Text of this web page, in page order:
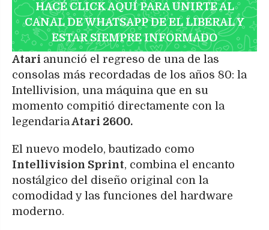
HACÉ CLICK AQUÍ PARA UNIRTE AL
CANAL DE WHATSAPP DE EL LIBERAL Y
ESTAR SIEMPRE INFORMADO
Atari anunció el regreso de una de las
consolas más recordadas de los años 80: la
Intellivision, una máquina que en su
momento compitió directamente con la
legendariaAtari 2600.
El nuevo modelo, bautizado como
Intellivision Sprint, combina el encanto
nostálgico del diseño original con la
comodidad y las funciones del hardware
moderno.